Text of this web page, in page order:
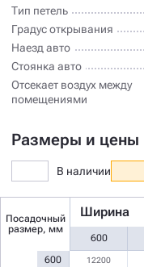
Тип петель
Градус открывания
Наезд авто
Стоянка авто
Отсекает воздух между
помещениями
Размеры и цены
В наличии
Посадочный
размер, мм
Ширина
600
600
12200